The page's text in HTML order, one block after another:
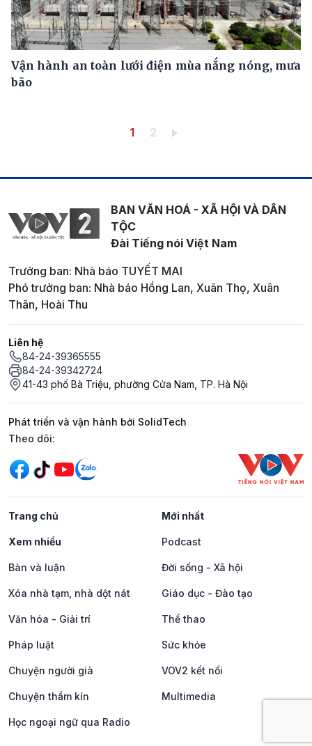
Vận hành an toàn lưới điện mùa nắng nóng, mưa
bão
Trang hiện thời
1 Trang
2
BAN VĂN HOÁ - XÃ HỘI VÀ DÂN
TỘC
Đài Tiếng nói Việt Nam
Trưởng ban: Nhà báo TUYẾT MAI
Phó trưởng ban: Nhà báo Hồng Lan, Xuân Thọ, Xuân
Thân, Hoài Thu
Liên hệ
84-24-39365555
84-24-39342724
41-43 phố Bà Triệu, phường Cửa Nam, TP. Hà Nội
Phát triển và vận hành bởi SolidTech
Mạng xã hội
Theo dõi:
Trang chủ Mới nhất
Xem nhiều Podcast
Bàn và luận Đời sống - Xã hội
Xóa nhà tạm, nhà dột nát Giáo dục - Đào tạo
Văn hóa - Giải trí Thể thao
Pháp luật Sức khỏe
Chuyện người già VOV2 kết nối
Chuyện thầm kín Multimedia
Học ngoại ngữ qua Radio